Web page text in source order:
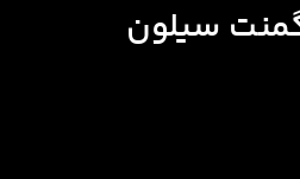
سیلون